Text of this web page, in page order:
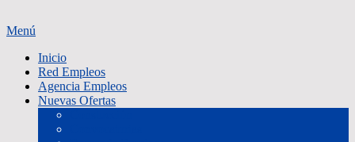
Menú
Inicio
Red Empleos
Agencia Empleos
Nuevas Ofertas